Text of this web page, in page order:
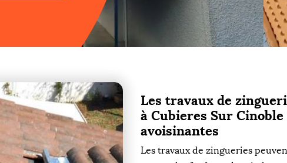
Les travaux de
à Cubieres Sur Cinoble
avoisinantes
Les travaux de zingueries